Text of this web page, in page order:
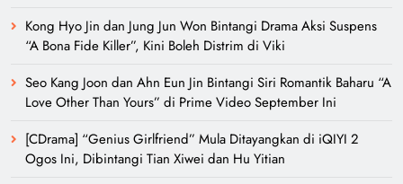
Kong Hyo Jin dan Jung Jun Won Bintangi Drama Aksi Suspens
“A Bona Fide Killer”, Kini Boleh Distrim di Viki
Seo Kang Joon dan Ahn Eun Jin Bintangi Siri Romantik Baharu “A
Love Other Than Yours” di Prime Video September Ini
[CDrama] “Genius Girlfriend” Mula Ditayangkan di iQIYI 2
Ogos Ini, Dibintangi Tian Xiwei dan Hu Yitian